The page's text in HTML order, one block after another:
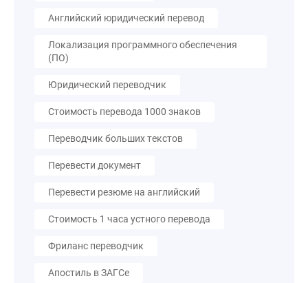
Английский юридический перевод
Локализация программного обеспечения
(ПО)
Юридический переводчик
Стоимость перевода 1000 знаков
Переводчик больших текстов
Перевести документ
Перевести резюме на английский
Стоимость 1 часа устного перевода
Фриланс переводчик
Апостиль в ЗАГСе